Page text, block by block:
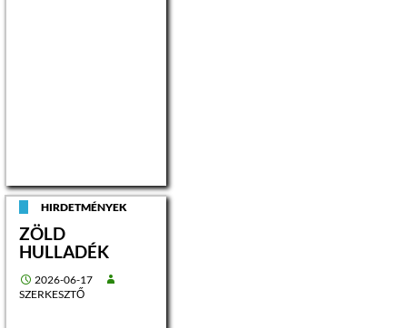
HIRDETMÉNYEK
ZÖLD
HULLADÉK
2026-06-17
SZERKESZTŐ